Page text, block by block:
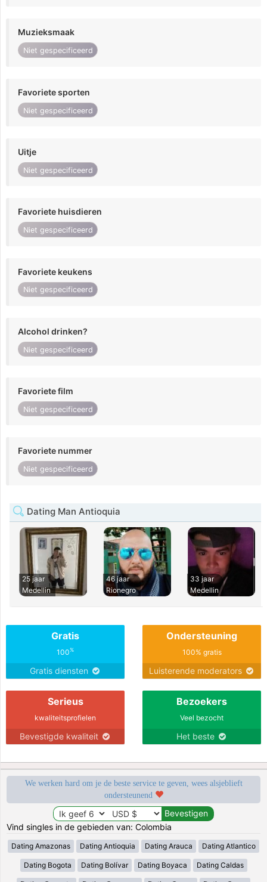
Muzieksmaak
Niet gespecificeerd
Favoriete sporten
Niet gespecificeerd
Uitje
Niet gespecificeerd
Favoriete huisdieren
Niet gespecificeerd
Favoriete keukens
Niet gespecificeerd
Alcohol drinken?
Niet gespecificeerd
Favoriete film
Niet gespecificeerd
Favoriete nummer
Niet gespecificeerd
Dating Man Antioquia
25 jaar
Medellin
46 jaar
Rionegro
33 jaar
Medellin
Gratis
100%
Gratis diensten
Ondersteuning
100% gratis
Luisterende moderators
Serieus
kwaliteitsprofielen
Bevestigde kwaliteit
Bezoekers
Veel bezocht
Het beste
We werken hard om je de beste service te geven, wees alsjeblieft
ondersteunend
Vind singles in de gebieden van: Colombia
Dating Amazonas Dating Antioquia Dating Arauca Dating Atlantico
Dating Bogota Dating Bolívar Dating Boyaca Dating Caldas